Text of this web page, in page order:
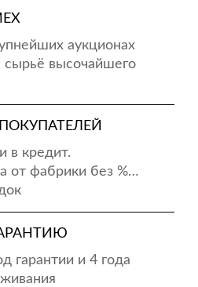
аукционах
сырьё высочайшего
в кредит.
от фабрики без %…
гарантии и 4 года